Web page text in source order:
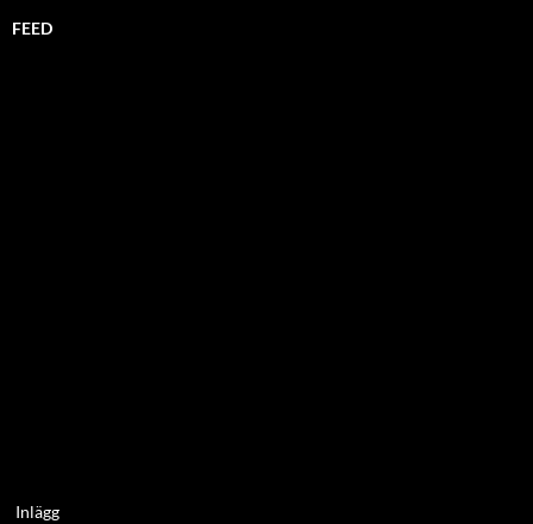
FEED
Inlägg